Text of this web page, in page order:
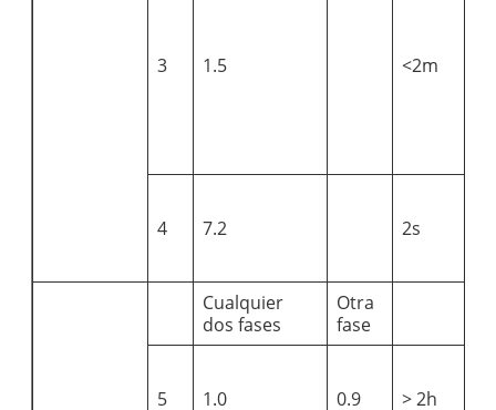
3 1.5 <2m
4 7.2 2s
Cualquier
dos fases
Otra
fase
5 1.0 0.9 > 2h